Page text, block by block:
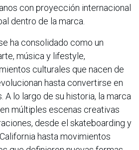
con proyección internacional
dentro de la marca.
ha consolidado como un
música y lifestyle,
culturales que nacen de
hasta convertirse en
A lo largo de su historia, la marca
múltiples escenas creativas
desde el skateboarding y
hasta movimientos